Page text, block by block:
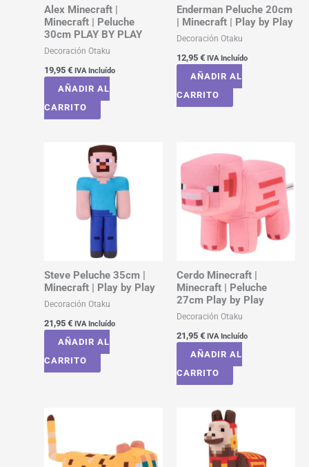
Alex Minecraft |
Minecraft | Peluche
30cm PLAY BY PLAY
Decoración Otaku
19,95 € IVA Incluído
AÑADIR AL
CARRITO
Enderman Peluche 20cm
| Minecraft | Play by Play
Decoración Otaku
12,95 € IVA Incluído
AÑADIR AL
CARRITO
Steve Peluche 35cm |
Minecraft | Play by Play
Decoración Otaku
21,95 € IVA Incluído
AÑADIR AL
CARRITO
Cerdo Minecraft |
Minecraft | Peluche
27cm Play by Play
Decoración Otaku
21,95 € IVA Incluído
AÑADIR AL
CARRITO